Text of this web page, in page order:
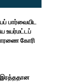
பார்வையிட
உயர்மட்டப்
கோரி
இரத்ததான